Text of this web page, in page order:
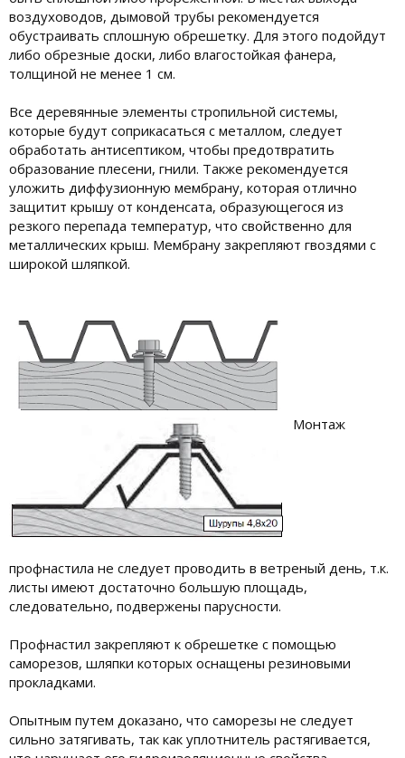
воздуховодов, дымовой трубы рекомендуется
обустраивать сплошную обрешетку. Для этого подойдут
либо обрезные доски, либо влагостойкая фанера,
толщиной не менее 1 см.
Все деревянные элементы стропильной системы,
которые будут соприкасаться с металлом, следует
обработать антисептиком, чтобы предотвратить
образование плесени, гнили. Также рекомендуется
уложить диффузионную мембрану, которая отлично
защитит крышу от конденсата, образующегося из
резкого перепада температур, что свойственно для
металлических крыш. Мембрану закрепляют гвоздями с
широкой шляпкой.
Монтаж
профнастила не следует проводить в ветреный день, т.к.
листы имеют достаточно большую площадь,
следовательно, подвержены парусности.
Профнастил закрепляют к обрешетке с помощью
саморезов, шляпки которых оснащены резиновыми
прокладками.
Опытным путем доказано, что саморезы не следует
сильно затягивать, так как уплотнитель растягивается,